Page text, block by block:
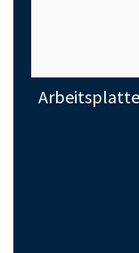
Arbeitsplatte